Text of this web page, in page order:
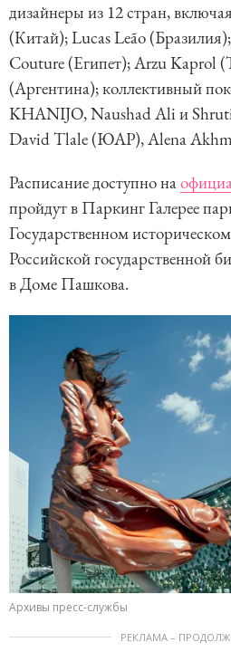
дизайнеры из 12 стран,
(Китай); Lucas Leão
Couture (Египет); Arzu Kaprol
(Аргентина); коллективный
KHANIJO, Naushad Ali и
David Tlale (ЮАР), Alena
Расписание доступно на
пройдут в Паркинг Галерее
Государственном
Российской государственной
в Доме Пашкова.
Архивы пресс-службы
РЕКЛАМА –